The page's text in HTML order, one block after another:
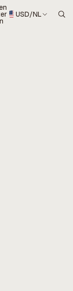
USD/NL